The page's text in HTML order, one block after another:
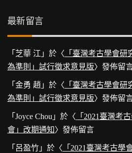
最新留言
「 芝華 江 」於〈 「臺灣考古學會
為準則」試行徵求意見版〉發佈留
「 金勇 趙 」於〈 「臺灣考古學會
為準則」試行徵求意見版〉發佈留
「 Joyce Chou 」於〈 「2021臺灣考
會」改期通知〉發佈留言
「 呂盈竹 」於〈 「2021臺灣考古學